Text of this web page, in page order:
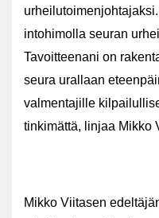
intohimolla seuran
Tavoitteenani on
seura urallaan
valmentajille
tinkimättä, linjaa Mikko
Mikko Viitasen